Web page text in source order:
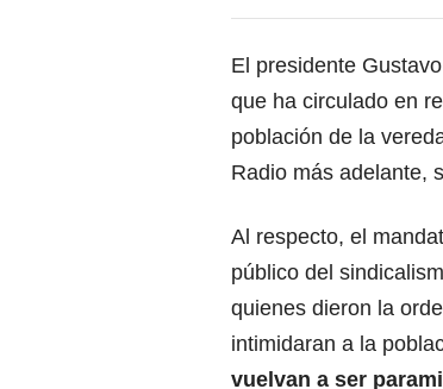
El presidente
que ha circulado en
población de la
Radio más adelante,
Al respecto, el
público del
quienes dieron la
intimidaran a la
vuelvan a ser